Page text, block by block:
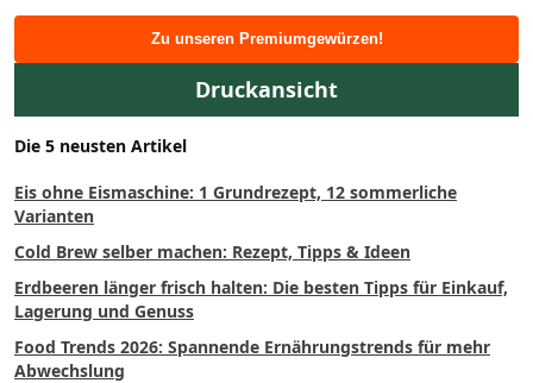
Zu unseren Premiumgewürzen!
Druckansicht
Die 5 neusten Artikel
Eis ohne Eismaschine: 1 Grundrezept, 12 sommerliche
Varianten
Cold Brew selber machen: Rezept, Tipps & Ideen
Erdbeeren länger frisch halten: Die besten Tipps für Einkauf,
Lagerung und Genuss
Food Trends 2026: Spannende Ernährungstrends für mehr
Abwechslung